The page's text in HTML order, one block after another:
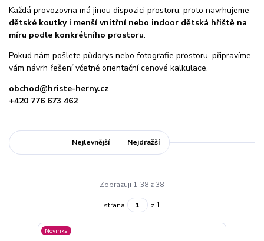
Každá provozovna má jinou dispozici prostoru, proto navrhujeme
dětské koutky i menší vnitřní nebo indoor dětská hřiště na
míru podle konkrétního prostoru.
Pokud nám pošlete půdorys nebo fotografie prostoru, připravíme
vám návrh řešení včetně orientační cenové kalkulace.
obchod@hriste-herny.cz
+420 776 673 462
Nejlevnější Nejdražší
Zobrazuji 1-38 z 38
strana z 1
Novinka